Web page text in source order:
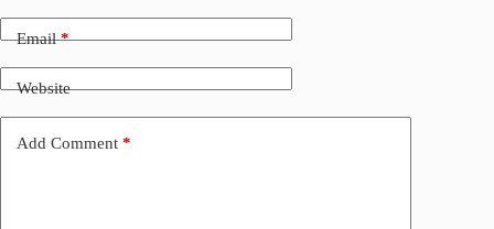
Email*
Website
Add Comment *